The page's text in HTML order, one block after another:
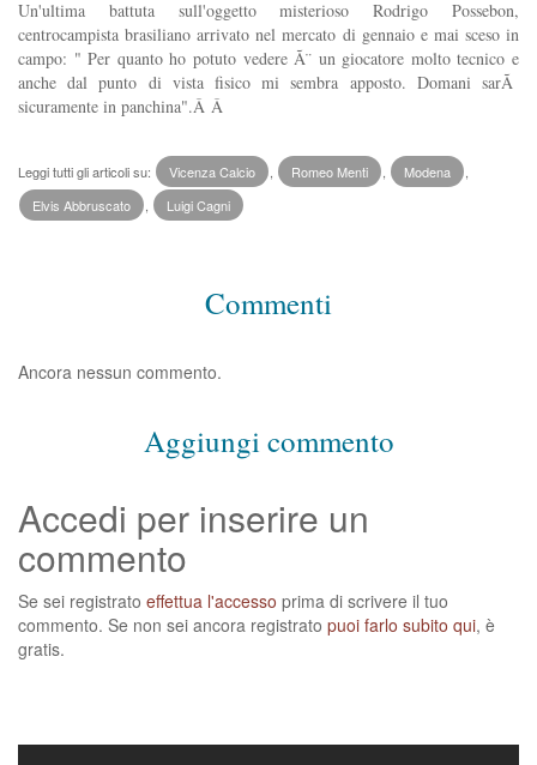
Un'ultima battuta sull'oggetto misterioso Rodrigo Possebon,
centrocampista brasiliano arrivato nel mercato di gennaio e mai sceso in
campo: " Per quanto ho potuto vedere Ã¨ un giocatore molto tecnico e
anche dal punto di vista fisico mi sembra apposto. Domani sarÃ
sicuramente in panchina".Â Â
Leggi tutti gli articoli su: Vicenza Calcio Romeo Menti Modena
Elvis Abbruscato
Luigi Cagni
Commenti
Ancora nessun commento.
Aggiungi commento
Accedi per inserire un
commento
Se sei registrato effettua l'accesso prima di scrivere il tuo
commento. Se non sei ancora registrato puoi farlo subito qui, è
gratis.